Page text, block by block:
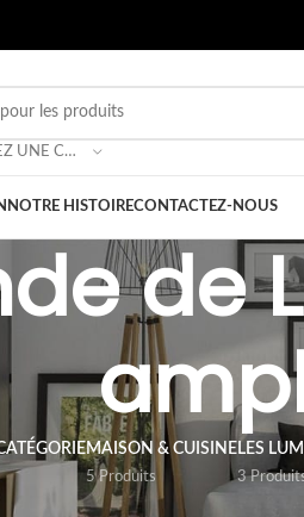
SÉLECTIONNEZ UNE CATÉGORIE
NOTRE HISTOIRECONTACTEZ-NOUS
de
MAISON & CUISINE
5 Produits
LES
3
Boutique/Sortie /ACCESSOIRE